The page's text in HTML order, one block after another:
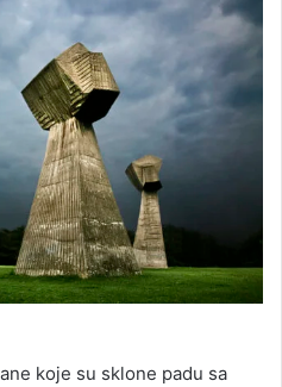
koje su sklone padu sa